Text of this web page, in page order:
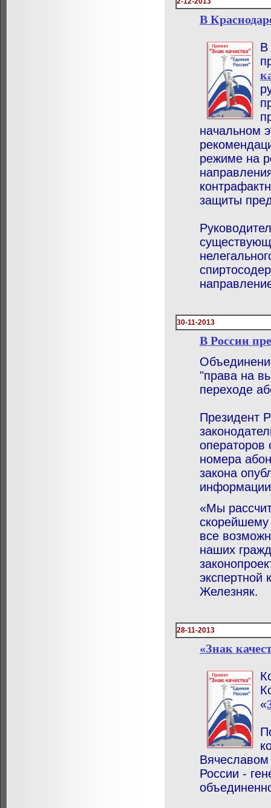
В
В
начальном
режиме на
защиты
30-11-2013
В России
"права на
переходе
Президент
операторов
номера
закона
«Мы
все
наших
экспертной
Железняк.
28-11-2013
«Знак
«
России -